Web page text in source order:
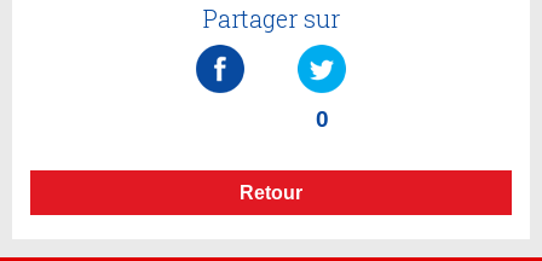
Partager sur
0
Retour